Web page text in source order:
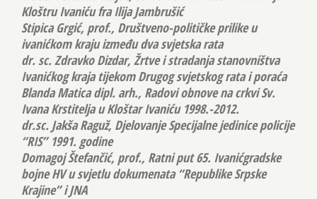
Kloštru Ivaniću fra Ilija Jambrušić
Stipica Grgić, prof., Društveno-političke prilike u
ivanićkom kraju između dva svjetska rata
dr. sc. Zdravko Dizdar, Žrtve i stradanja stanovništva
Ivanićkog kraja tijekom Drugog svjetskog rata i poraća
Blanda Matica dipl. arh., Radovi obnove na crkvi Sv.
Ivana Krstitelja u Kloštar Ivaniću 1998.-2012.
dr.sc. Jakša Raguž, Djelovanje Specijalne jedinice policije
“RIS” 1991. godine
Domagoj Štefančić, prof., Ratni put 65. Ivanićgradske
bojne HV u svjetlu dokumenata “Republike Srpske
Krajine” i JNA